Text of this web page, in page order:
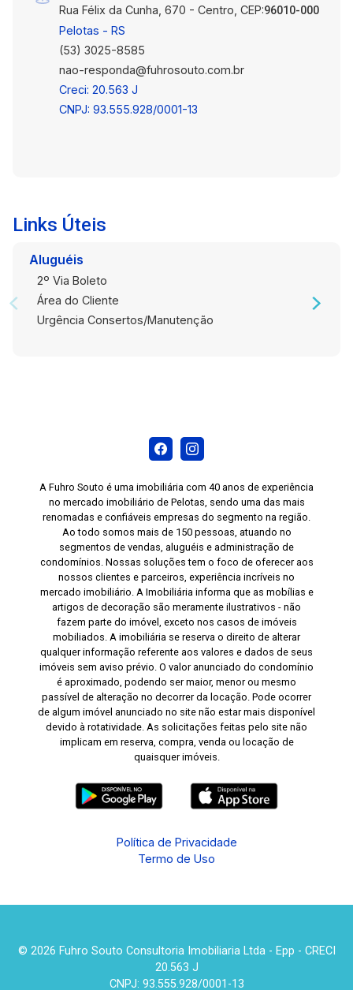
Rua Félix da Cunha, 670 - Centro, CEP:96010-000
Pelotas - RS
(53) 3025-8585
nao-responda@fuhrosouto.com.br
Creci: 20.563 J
CNPJ: 93.555.928/0001-13
Links Úteis
Aluguéis
2º Via Boleto
Área do Cliente
Urgência Consertos/Manutenção
A Fuhro Souto é uma imobiliária com 40 anos de experiência
no mercado imobiliário de Pelotas, sendo uma das mais
renomadas e confiáveis empresas do segmento na região.
Ao todo somos mais de 150 pessoas, atuando no
segmentos de vendas, aluguéis e administração de
condomínios. Nossas soluções tem o foco de oferecer aos
nossos clientes e parceiros, experiência incríveis no
mercado imobiliário. A Imobiliária informa que as mobílias e
artigos de decoração são meramente ilustrativos - não
fazem parte do imóvel, exceto nos casos de imóveis
mobiliados. A imobiliária se reserva o direito de alterar
qualquer informação referente aos valores e dados de seus
imóveis sem aviso prévio. O valor anunciado do condomínio
é aproximado, podendo ser maior, menor ou mesmo
passível de alteração no decorrer da locação. Pode ocorrer
de algum imóvel anunciado no site não estar mais disponível
devido à rotatividade. As solicitações feitas pelo site não
implicam em reserva, compra, venda ou locação de
quaisquer imóveis.
Política de Privacidade
Termo de Uso
© 2026 Fuhro Souto Consultoria Imobiliaria Ltda - Epp - CRECI
20.563 J
CNPJ: 93.555.928/0001-13